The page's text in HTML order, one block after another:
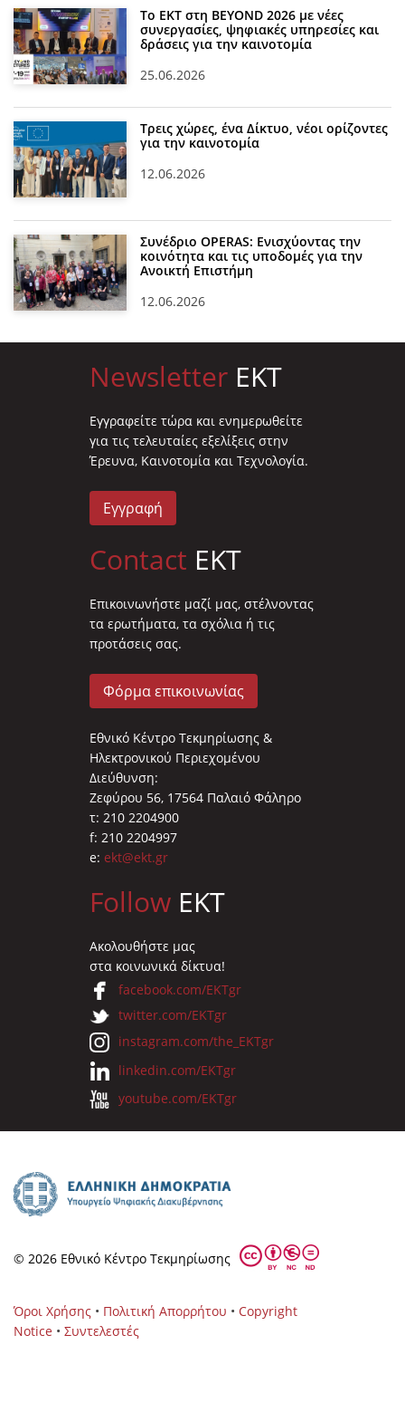
Το ΕΚΤ στη BEYOND 2026 με νέες
συνεργασίες, ψηφιακές υπηρεσίες και
δράσεις για την καινοτομία
25.06.2026
Τρεις χώρες, ένα Δίκτυο, νέοι ορίζοντες
για την καινοτομία
12.06.2026
Συνέδριο OPERAS: Ενισχύοντας την
κοινότητα και τις υποδομές για την
Ανοικτή Επιστήμη
12.06.2026
Newsletter EKT
Eγγραφείτε τώρα και ενημερωθείτε
για τις τελευταίες εξελίξεις στην
Έρευνα, Καινοτομία και Τεχνολογία.
Εγγραφή
Contact EKT
Επικοινωνήστε μαζί μας, στέλνοντας
τα ερωτήματα, τα σχόλια ή τις
προτάσεις σας.
Φόρμα επικοινωνίας
Εθνικό Κέντρο Τεκμηρίωσης &
Ηλεκτρονικού Περιεχομένου
Διεύθυνση:
Ζεφύρου 56, 17564 Παλαιό Φάληρο
τ: 210 2204900
f: 210 2204997
e: ekt@ekt.gr
Follow EKT
Ακολουθήστε μας
στα κοινωνικά δίκτυα!
facebook.com/EKTgr
twitter.com/EKTgr
instagram.com/the_EKTgr
linkedin.com/EKTgr
youtube.com/EKTgr
© 2026 Eθνικό Κέντρο Τεκμηρίωσης
Όροι Χρήσης • Πολιτική Απορρήτου • Copyright
Notice • Συντελεστές